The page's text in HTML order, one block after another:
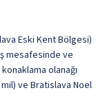
Eski Kent Bölgesi)
mesafesinde ve
olanağı
ve Bratislava Noel